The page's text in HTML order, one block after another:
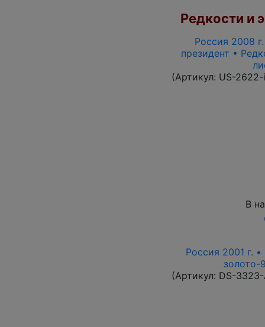
Редкости и
Россия 2008
президент •
(Артикул: US-
В
Россия 2001 г.
золото-
(Артикул: DS-